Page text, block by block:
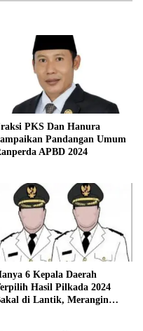
PKS Dan Hanura
Pandangan Umum
APBD 2024
6 Kepala Daerah
Hasil Pilkada 2024
di Lantik, Merangin